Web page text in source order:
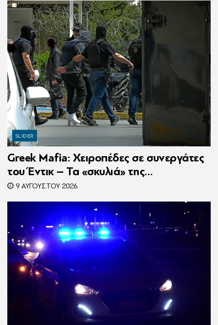
SLIDER
Greek Mafia: Χειροπέδες σε συνεργάτες
του Έντικ – Τα «σκυλιά» της
ρωσόφωνης μαφίας, οι εκβιασμοί και το
υπερπολυτελές Audi
9 ΑΥΓΟΎΣΤΟΥ 2026